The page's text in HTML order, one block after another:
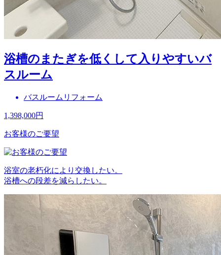
浴槽のまたぎを低くして入りやすいバ
スルーム
バスルームリフォーム
1,398,000円
お客様のご要望
浴室の老朽化により交換したい。
浴槽への段差を減らしたい。